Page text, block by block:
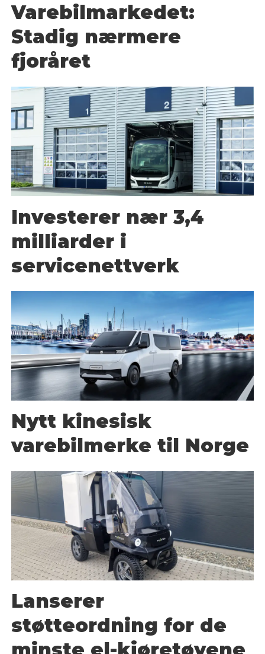
Varebilmarkedet:
Stadig nærmere
fjoråret
Investerer nær 3,4
milliarder i
servicenettverk
Nytt kinesisk
varebilmerke til Norge
Lanserer
støtteordning for de